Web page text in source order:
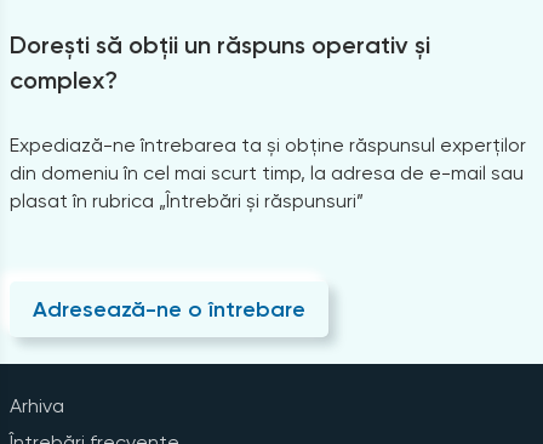
Dorești să obții un răspuns operativ și
complex?
Expediază-ne întrebarea ta și obține răspunsul experților
din domeniu în cel mai scurt timp, la adresa de e-mail sau
plasat în rubrica „Întrebări și răspunsuri”
Adresează-ne o întrebare
Arhiva